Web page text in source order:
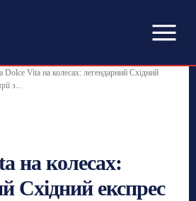
Dolce Vita на колесах: легендарний Східний
з...
на колесах:
Східний експрес